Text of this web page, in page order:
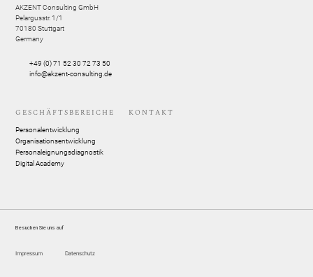
AKZENT Consulting GmbH
Pelargusstr. 1/1
70180 Stuttgart
Germany
+49 (0) 71 52 30 72 73 50
info@akzent-consulting.de
GESCHÄFTSBEREICHE
Personalentwicklung
Organisationsentwicklung
Personaleignungsdiagnostik
Digital Academy
KONTAKT
Besuchen Sie uns auf
Impressum Datenschutz